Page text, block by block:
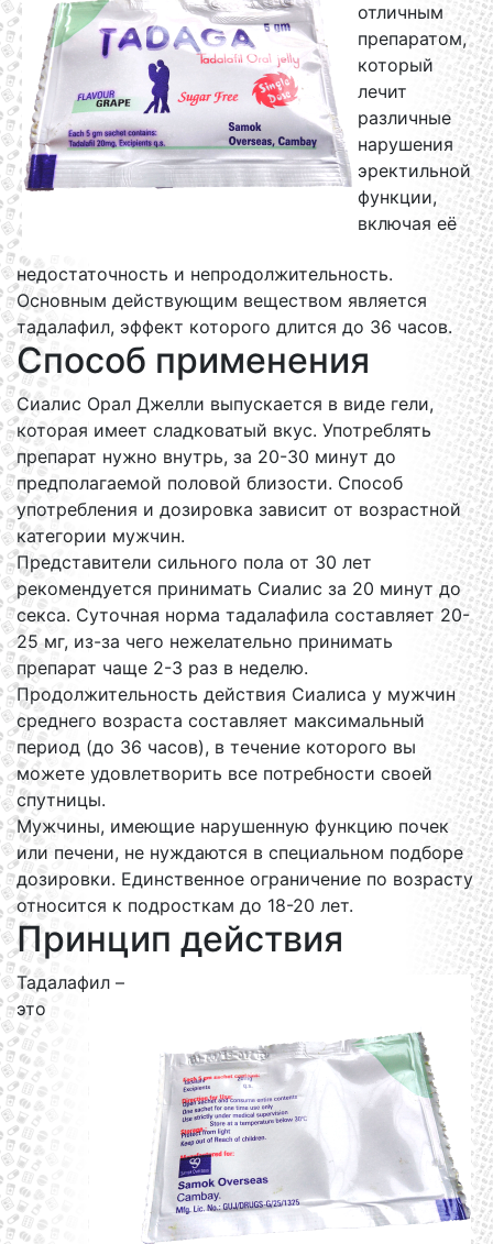
отличным
препаратом,
который
лечит
различные
нарушения
эректильной
функции,
включая её
недостаточность и непродолжительность.
Основным действующим веществом является
тадалафил, эффект которого длится до 36 часов.
Способ применения
Сиалис Орал Джелли выпускается в виде гели,
которая имеет сладковатый вкус. Употреблять
препарат нужно внутрь, за 20-30 минут до
предполагаемой половой близости. Способ
употребления и дозировка зависит от возрастной
категории мужчин.
Представители сильного пола от 30 лет
рекомендуется принимать Сиалис за 20 минут до
секса. Суточная норма тадалафила составляет 20-
25 мг, из-за чего нежелательно принимать
препарат чаще 2-3 раз в неделю.
Продолжительность действия Сиалиса у мужчин
среднего возраста составляет максимальный
период (до 36 часов), в течение которого вы
можете удовлетворить все потребности своей
спутницы.
Мужчины, имеющие нарушенную функцию почек
или печени, не нуждаются в специальном подборе
дозировки. Единственное ограничение по возрасту
относится к подросткам до 18-20 лет.
Принцип действия
Тадалафил –
это